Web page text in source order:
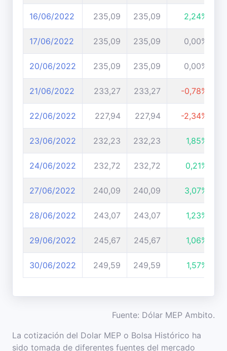
16/06/2022 235,09 235,09 2,24%
17/06/2022 235,09 235,09 0,00%
20/06/2022 235,09 235,09 0,00%
21/06/2022 233,27 233,27 -0,78%
22/06/2022 227,94 227,94 -2,34%
23/06/2022 232,23 232,23 1,85%
24/06/2022 232,72 232,72 0,21%
27/06/2022 240,09 240,09 3,07%
28/06/2022 243,07 243,07 1,23%
29/06/2022 245,67 245,67 1,06%
30/06/2022 249,59 249,59 1,57%
Fuente: Dólar MEP Ambito.
La cotización del Dolar MEP o Bolsa Histórico ha
sido tomada de diferentes fuentes del mercado